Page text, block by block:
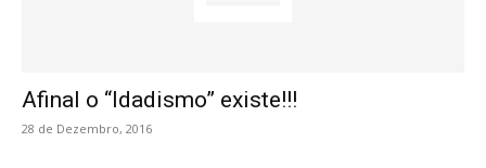
Afinal o “Idadismo” existe!!!
28 de Dezembro, 2016